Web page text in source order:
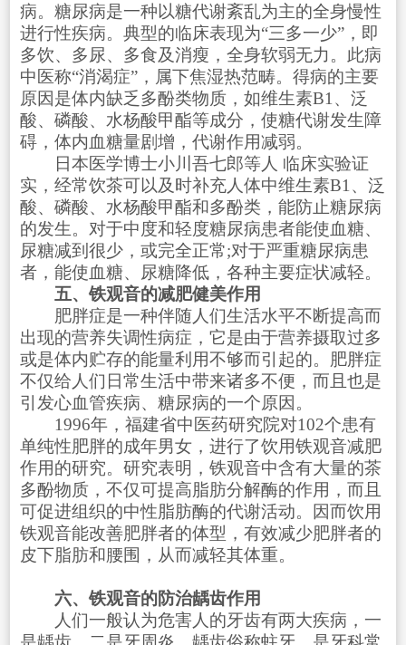
病。糖尿病是一种以糖代谢紊乱为主的全身慢性
进行性疾病。典型的临床表现为“三多一少”，即
多饮、多尿、多食及消瘦，全身软弱无力。此病
中医称“消渴症”，属下焦湿热范畴。得病的主要
原因是体内缺乏多酚类物质，如维生素B1、泛
酸、磷酸、水杨酸甲酯等成分，使糖代谢发生障
碍，体内血糖量剧增，代谢作用减弱。
日本医学博士小川吾七郎等人 临床实验证
实，经常饮茶可以及时补充人体中维生素B1、泛
酸、磷酸、水杨酸甲酯和多酚类，能防止糖尿病
的发生。对于中度和轻度糖尿病患者能使血糖、
尿糖减到很少，或完全正常;对于严重糖尿病患
者，能使血糖、尿糖降低，各种主要症状减轻。
五、铁观音的减肥健美作用
肥胖症是一种伴随人们生活水平不断提高而
出现的营养失调性病症，它是由于营养摄取过多
或是体内贮存的能量利用不够而引起的。肥胖症
不仅给人们日常生活中带来诸多不便，而且也是
引发心血管疾病、糖尿病的一个原因。
1996年，福建省中医药研究院对102个患有
单纯性肥胖的成年男女，进行了饮用铁观音减肥
作用的研究。研究表明，铁观音中含有大量的茶
多酚物质，不仅可提高脂肪分解酶的作用，而且
可促进组织的中性脂肪酶的代谢活动。因而饮用
铁观音能改善肥胖者的体型，有效减少肥胖者的
皮下脂肪和腰围，从而减轻其体重。
六、铁观音的防治龋齿作用
人们一般认为危害人的牙齿有两大疾病，一